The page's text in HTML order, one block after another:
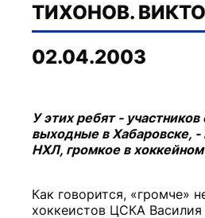
ТИХОНОВ.
02.04.2003
У этих ребят -
выходные в Хабаровске,
НХЛ, громкое в
Как говорится, «громче»
хоккеистов ЦСКА Василия